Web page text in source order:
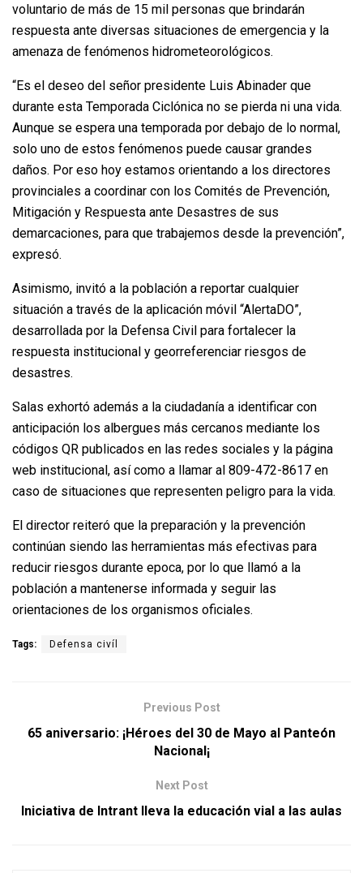
voluntario de más de 15 mil personas que brindarán
respuesta ante diversas situaciones de emergencia y la
amenaza de fenómenos hidrometeorológicos.
“Es el deseo del señor presidente Luis Abinader que
durante esta Temporada Ciclónica no se pierda ni una vida.
Aunque se espera una temporada por debajo de lo normal,
solo uno de estos fenómenos puede causar grandes
daños. Por eso hoy estamos orientando a los directores
provinciales a coordinar con los Comités de Prevención,
Mitigación y Respuesta ante Desastres de sus
demarcaciones, para que trabajemos desde la prevención”,
expresó.
Asimismo, invitó a la población a reportar cualquier
situación a través de la aplicación móvil “AlertaDO”,
desarrollada por la Defensa Civil para fortalecer la
respuesta institucional y georreferenciar riesgos de
desastres.
Salas exhortó además a la ciudadanía a identificar con
anticipación los albergues más cercanos mediante los
códigos QR publicados en las redes sociales y la página
web institucional, así como a llamar al 809-472-8617 en
caso de situaciones que representen peligro para la vida.
El director reiteró que la preparación y la prevención
continúan siendo las herramientas más efectivas para
reducir riesgos durante epoca, por lo que llamó a la
población a mantenerse informada y seguir las
orientaciones de los organismos oficiales.
Tags: Defensa civíl
Previous Post
65 aniversario: ¡Héroes del 30 de Mayo al Panteón
Nacional¡
Next Post
Iniciativa de Intrant lleva la educación vial a las aulas